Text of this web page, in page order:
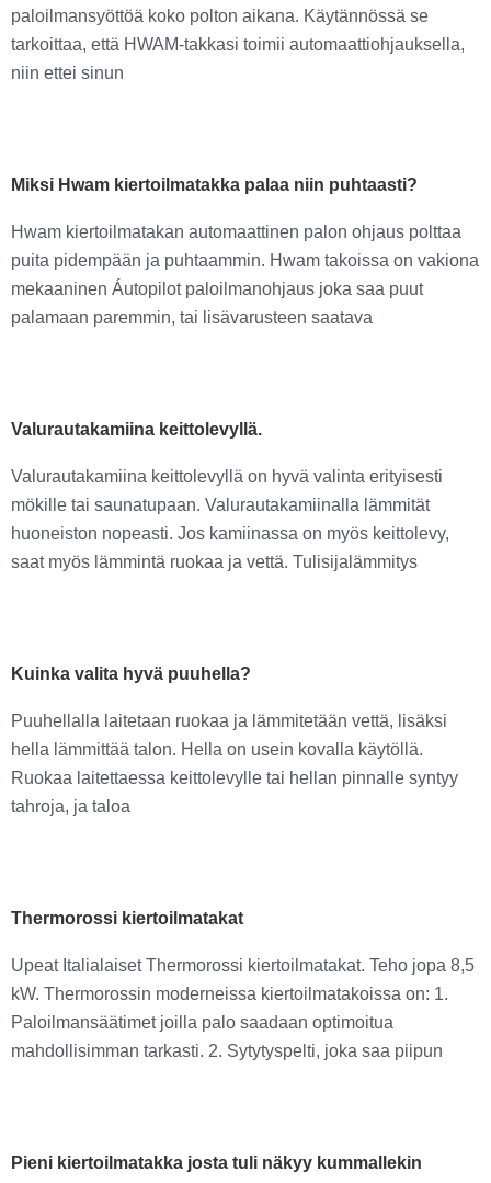
paloilmansyöttöä koko polton aikana. Käytännössä se
tarkoittaa, että HWAM-takkasi toimii automaattiohjauksella,
niin ettei sinun
Miksi Hwam kiertoilmatakka palaa niin puhtaasti?
Hwam kiertoilmatakan automaattinen palon ohjaus polttaa
puita pidempään ja puhtaammin. Hwam takoissa on vakiona
mekaaninen Áutopilot paloilmanohjaus joka saa puut
palamaan paremmin, tai lisävarusteen saatava
Valurautakamiina keittolevyllä.
Valurautakamiina keittolevyllä on hyvä valinta erityisesti
mökille tai saunatupaan. Valurautakamiinalla lämmität
huoneiston nopeasti. Jos kamiinassa on myös keittolevy,
saat myös lämmintä ruokaa ja vettä. Tulisijalämmitys
Kuinka valita hyvä puuhella?
Puuhellalla laitetaan ruokaa ja lämmitetään vettä, lisäksi
hella lämmittää talon. Hella on usein kovalla käytöllä.
Ruokaa laitettaessa keittolevylle tai hellan pinnalle syntyy
tahroja, ja taloa
Thermorossi kiertoilmatakat
Upeat Italialaiset Thermorossi kiertoilmatakat. Teho jopa 8,5
kW. Thermorossin moderneissa kiertoilmatakoissa on: 1.
Paloilmansäätimet joilla palo saadaan optimoitua
mahdollisimman tarkasti. 2. Sytytyspelti, joka saa piipun
Pieni kiertoilmatakka josta tuli näkyy kummallekin